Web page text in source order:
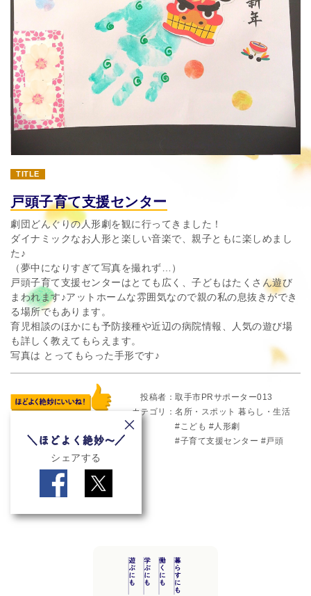
TITLE
戸頭子育て支援センター
劇団どんぐりの人形劇を観に行ってきました！
ダイナミックなお人形と楽しい音楽で、親子ともに楽しめまし
た♪
（夢中になりすぎて写真を撮れず…）
戸頭子育て支援センターはとても広く、子どもはたくさん遊び
まわれます♪アットホームな雰囲気なので親の私の息抜きができ
る場所でもあります。
育児相談のほかにも予防接種や近辺の病院情報、人気の遊び場
も詳しく教えてもらえます。
写真は とってもらった手形です♪
シェアする
投稿者
取手市PRサポーター013
カテゴリ
名所・スポット 暮らし・生活
こども
人形劇
子育て支援センター
戸頭